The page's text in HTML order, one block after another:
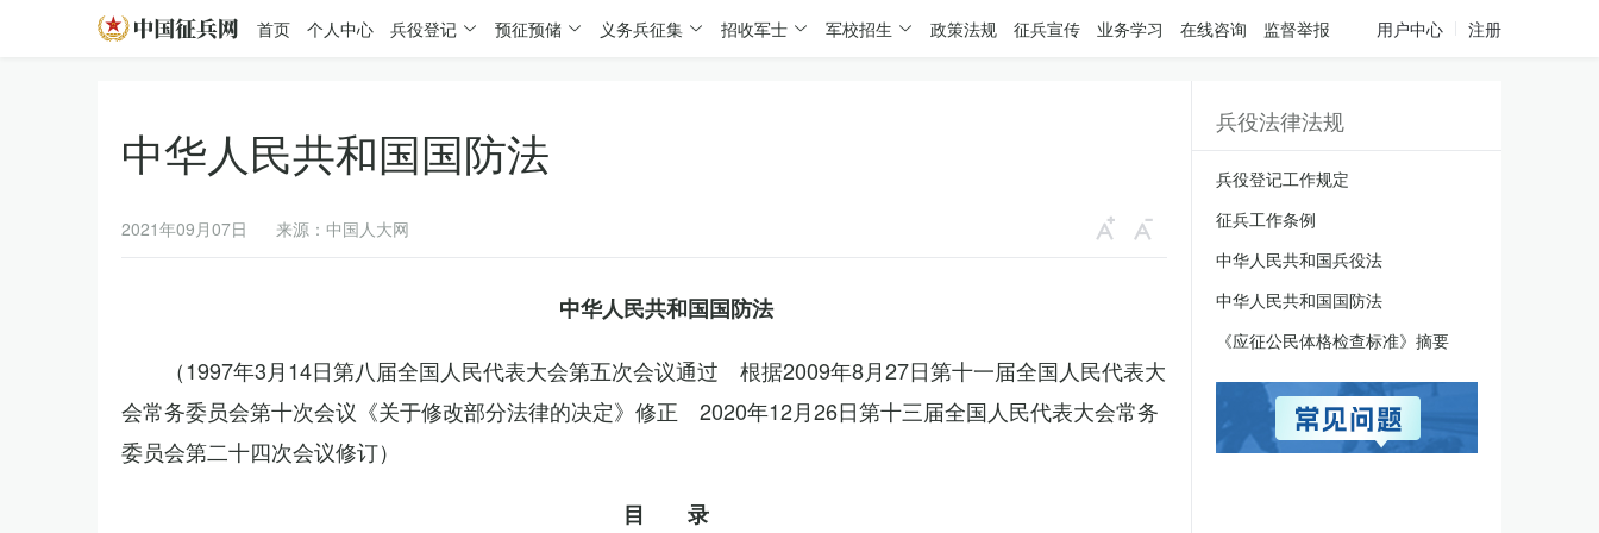
首页 个人中心 兵役登记 预征预储 义务兵征集 招收军士 军校招生 政策法规 征兵宣传 业务学习 在线咨询 监督举报 用户中心 注册
中华人民共和国国防法
2021年09月07日 来源：中国人大网
中华人民共和国国防法
（1997年3月14日第八届全国人民代表大会第五次会议通过 根据2009年8月27日第十一届全国人民代表大
会常务委员会第十次会议《关于修改部分法律的决定》修正 2020年12月26日第十三届全国人民代表大会常务
委员会第二十四次会议修订）
目 录
兵役法律法规
兵役登记工作规定
征兵工作条例
中华人民共和国兵役法
中华人民共和国国防法
《应征公民体格检查标准》摘要